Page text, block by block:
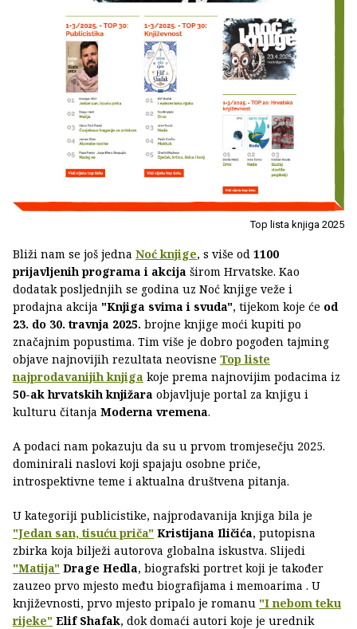
Top lista knjiga 2025
Bliži nam se još jedna Noć knjige, s više od 1100
prijavljenih programa i akcija širom Hrvatske. Kao
dodatak posljednjih se godina uz Noć knjige veže i
prodajna akcija "Knjiga svima i svuda", tijekom koje će od
23. do 30. travnja 2025. brojne knjige moći kupiti po
značajnim popustima. Tim više je dobro pogođen tajming
objave najnovijih rezultata neovisne Top liste
najprodavanijih knjiga koje prema najnovijim podacima iz
50-ak hrvatskih knjižara objavljuje portal za knjigu i
kulturu čitanja Moderna vremena.
A podaci nam pokazuju da su u prvom tromjesečju 2025.
dominirali naslovi koji spajaju osobne priče,
introspektivne teme i aktualna društvena pitanja.
U kategoriji publicistike, najprodavanija knjiga bila je
"Jedan san, tisuću priča" Kristijana Iličića, putopisna
zbirka koja bilježi autorova globalna iskustva. Slijedi
"Matija" Drage Hedla, biografski portret koji je također
zauzeo prvo mjesto među biografijama i memoarima . U
književnosti, prvo mjesto pripalo je romanu "I nebom teku
rijeke" Elif Shafak, dok domaći autori koje je urednik